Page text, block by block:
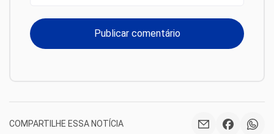
COMPARTILHE ESSA NOTÍCIA